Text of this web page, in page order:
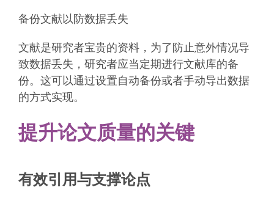
备份文献以防数据丢失
文献是研究者宝贵的资料，为了防止意外情况导
致数据丢失，研究者应当定期进行文献库的备
份。这可以通过设置自动备份或者手动导出数据
的方式实现。
提升论文质量的关键
有效引用与支撑论点